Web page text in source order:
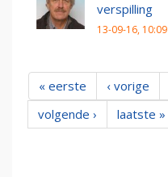
verspilling
13-09-16, 10:09
« eerste ‹ vorige
volgende ›
laatste »